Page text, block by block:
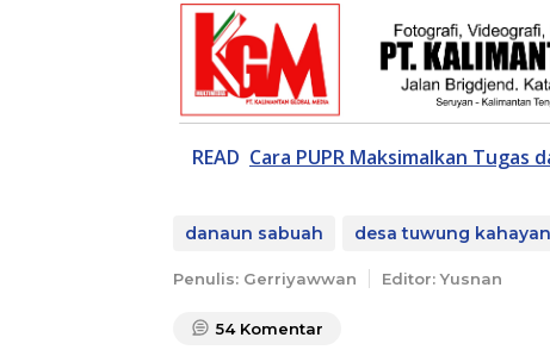
READ Cara PUPR Maksimalkan Tugas
danaun sabuah desa tuwung
Penulis: Gerriyawwan Editor: Yusnan
54 Komentar